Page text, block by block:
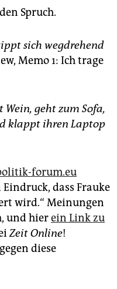
Spruch.
sich wegdrehend
Memo 1: Ich trage
geht zum Sofa,
klappt ihren Laptop
forum.eu
dass Frauke
wird.“ Meinungen
und hierein Link zu
Zeit Online!
diese